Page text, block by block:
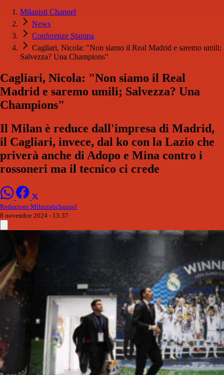
Milanisti Channel
News
Conferenze Stampa
Cagliari, Nicola: "Non siamo il Real Madrid e saremo umili;
Salvezza? Una Champions"
Cagliari, Nicola: "Non siamo il Real
Madrid e saremo umili; Salvezza? Una
Champions"
Il Milan è reduce dall'impresa di Madrid,
il Cagliari, invece, dal ko con la Lazio che
priverà anche di Adopo e Mina contro i
rossoneri ma il tecnico ci crede
Redazione Milanistichannel
8 novembre 2024 - 13:37